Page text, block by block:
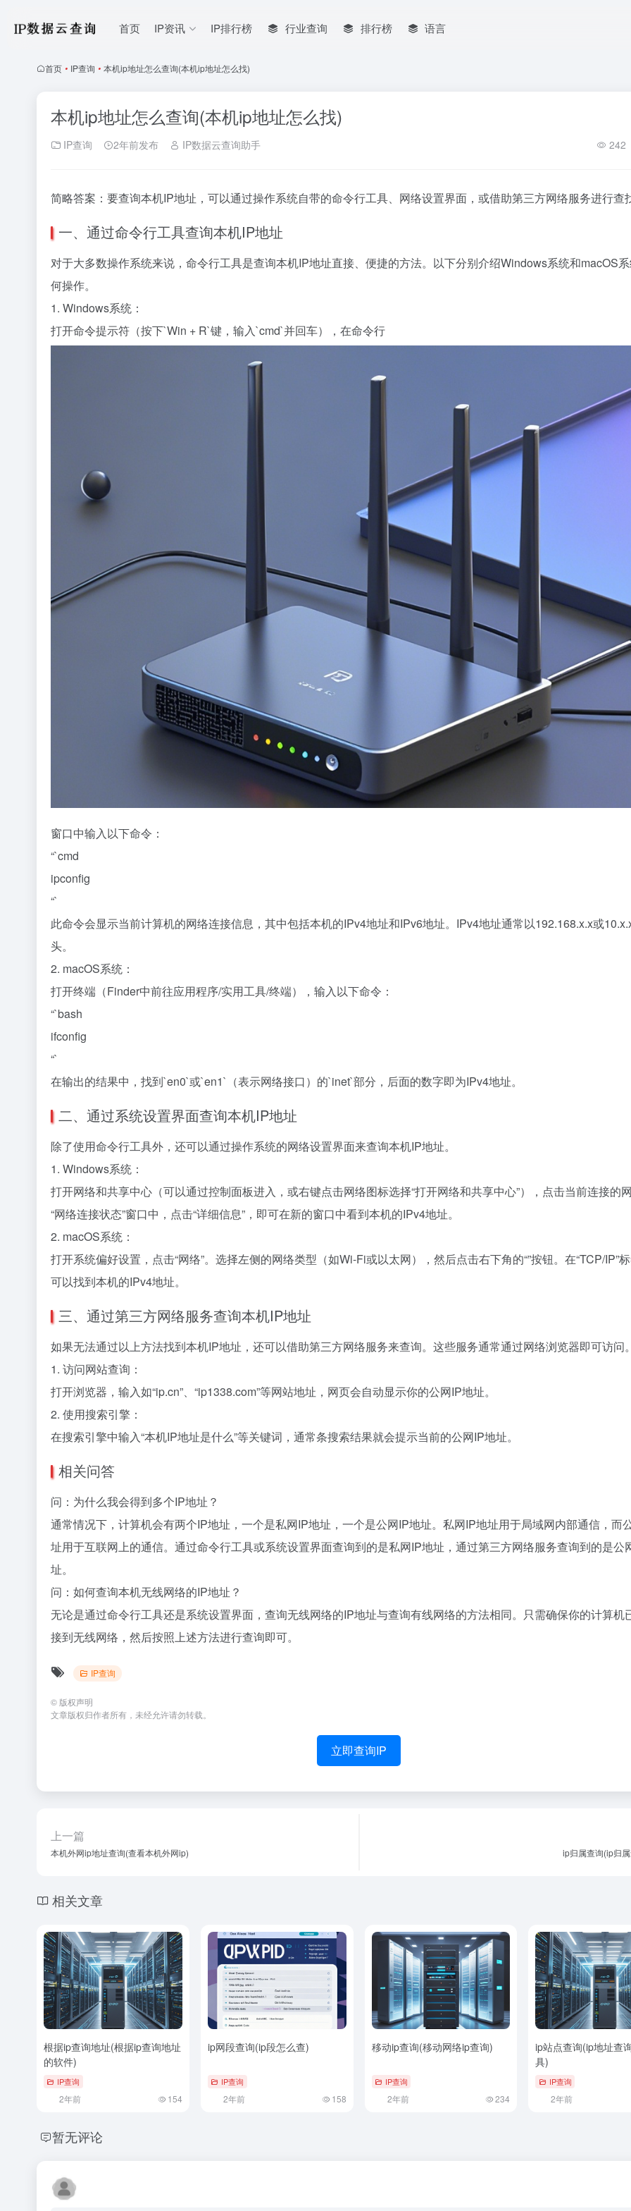
首页 IP资讯 IP排行榜 行业查询 排行榜 语言
首页 • IP查询 • 本机ip地址怎么查询(本机ip地址怎么找)
本机ip地址怎么查询(本机ip地址怎么找)
IP查询 2年前发布 IP数据云查询助手 242
简略答案：要查询本机IP地址，可以通过操作系统自带的命令行工具、网络设置界面，或借助第三方网络服务进行查
一、通过命令行工具查询本机IP地址
对于大多数操作系统来说，命令行工具是查询本机IP地址直接、便捷的方法。以下分别介绍Windows系统和macOS
何操作。
1. Windows系统：
打开命令提示符（按下`Win + R`键，输入`cmd`并回车），在命令行
窗口中输入以下命令：
“`cmd
ipconfig
“`
此命令会显示当前计算机的网络连接信息，其中包括本机的IPv4地址和IPv6地址。IPv4地址通常以192.168.x.x或
头。
2. macOS系统：
打开终端（Finder中前往应用程序/实用工具/终端），输入以下命令：
“`bash
ifconfig
“`
在输出的结果中，找到`en0`或`en1`（表示网络接口）的`inet`部分，后面的数字即为IPv4地址。
二、通过系统设置界面查询本机IP地址
除了使用命令行工具外，还可以通过操作系统的网络设置界面来查询本机IP地址。
1. Windows系统：
打开网络和共享中心（可以通过控制面板进入，或右键点击网络图标选择“打开网络和共享中心”），点击当前连接的
“网络连接状态”窗口中，点击“详细信息”，即可在新的窗口中看到本机的IPv4地址。
2. macOS系统：
打开系统偏好设置，点击“网络”。选择左侧的网络类型（如Wi-Fi或以太网），然后点击右下角的“”按钮。在“TCP/IP”
可以找到本机的IPv4地址。
三、通过第三方网络服务查询本机IP地址
如果无法通过以上方法找到本机IP地址，还可以借助第三方网络服务来查询。这些服务通常通过网络浏览器即可访问
1. 访问网站查询：
打开浏览器，输入如“ip.cn”、“ip1338.com”等网站地址，网页会自动显示你的公网IP地址。
2. 使用搜索引擎：
在搜索引擎中输入“本机IP地址是什么”等关键词，通常条搜索结果就会提示当前的公网IP地址。
相关问答
问：为什么我会得到多个IP地址？
通常情况下，计算机会有两个IP地址，一个是私网IP地址，一个是公网IP地址。私网IP地址用于局域网内部通信，而
址用于互联网上的通信。通过命令行工具或系统设置界面查询到的是私网IP地址，通过第三方网络服务查询到的是公
址。
问：如何查询本机无线网络的IP地址？
无论是通过命令行工具还是系统设置界面，查询无线网络的IP地址与查询有线网络的方法相同。只需确保你的计算机
接到无线网络，然后按照上述方法进行查询即可。
IP查询
© 版权声明
文章版权归作者所有，未经允许请勿转载。
立即查询IP
上一篇
本机外网ip地址查询(查看本机外网ip) ip归属查询(ip归
相关文章
根据ip查询地址(根据ip查询地址
的软件)
IP查询
2年前 154
ip网段查询(ip段怎么查)
IP查询
2年前 158
移动ip查询(移动网络ip查询)
IP查询
2年前 234
ip站点查询(ip地址查
具)
IP查询
2年前
暂无评论